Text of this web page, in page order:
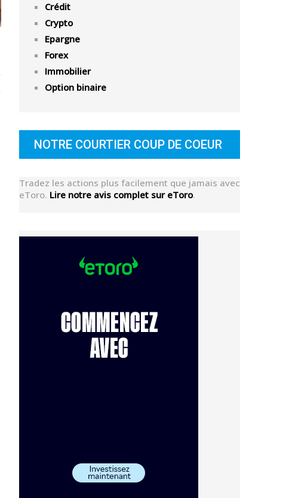
Crédit
Crypto
Epargne
Forex
Immobilier
Option binaire
NOTRE COURTIER COUP DE COEUR
Tradez les actions plus facilement que jamais avec
eToro. Lire notre avis complet sur eToro.